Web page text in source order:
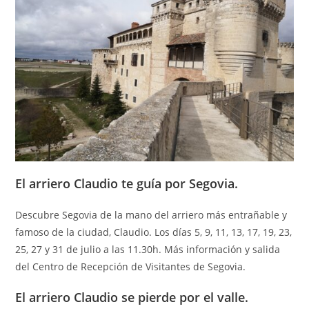
El arriero Claudio te guía por Segovia.
Descubre Segovia de la mano del arriero más entrañable y
famoso de la ciudad, Claudio. Los días 5, 9, 11, 13, 17, 19, 23,
25, 27 y 31 de julio a las 11.30h. Más información y salida
del Centro de Recepción de Visitantes de Segovia.
El arriero Claudio se pierde por el valle.